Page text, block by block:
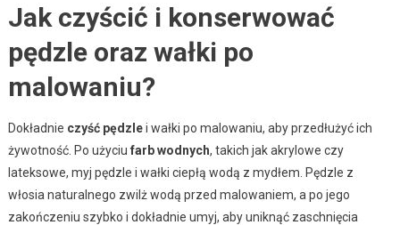
Jak czyścić i konserwować
pędzle oraz wałki po
malowaniu?
Dokładnie czyść pędzlei wałki po malowaniu, aby przedłużyć ich
żywotność. Po użyciu farb wodnych, takich jak akrylowe czy
lateksowe, myj pędzle i wałki ciepłą wodą z mydłem. Pędzle z
włosia naturalnego zwilż wodą przed malowaniem, a po jego
zakończeniu szybko i dokładnie umyj, aby uniknąć zaschnięcia